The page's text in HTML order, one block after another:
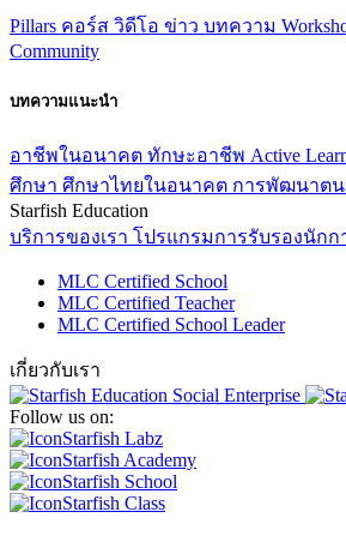
Pillars คอร์ส วิดีโอ ข่าว บทความ
Community
บทความแนะนำ
อาชีพในอนาคต ทักษะอาชีพ Active
ศึกษา ศึกษาไทยในอนาคต การพัฒนาตน
Starfish Education
บริการของเรา โปรแกรมการรับรองนัก
MLC Certified School
MLC Certified Teacher
MLC Certified School Leader
เกี่ยวกับเรา
Follow us on:
Starfish Labz
Starfish Academy
Starfish School
Starfish Class